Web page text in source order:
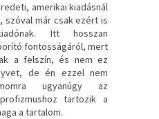
amerikai kiadásnál
szóval már csak ezért is
Itt hosszan
fontosságáról, mert
a felszín, és nem ez
de én ezzel nem
ugyanúgy az
tartozik a
a tartalom.